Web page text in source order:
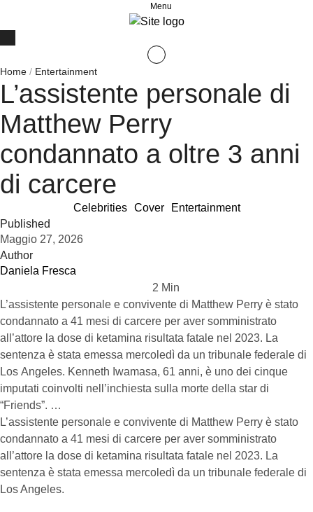
Menu
Home / Entertainment
L’assistente personale di
Matthew Perry
condannato a oltre 3 anni
di carcere
Celebrities Cover
Entertainment
Published
Maggio 27, 2026
Author
Daniela Fresca
2 Min
L’assistente personale e convivente di Matthew Perry è stato
condannato a 41 mesi di carcere per aver somministrato
all’attore la dose di ketamina risultata fatale nel 2023. La
sentenza è stata emessa mercoledì da un tribunale federale di
Los Angeles. Kenneth Iwamasa, 61 anni, è uno dei cinque
imputati coinvolti nell’inchiesta sulla morte della star di
“Friends”. …
L’assistente personale e convivente di Matthew Perry è stato
condannato a 41 mesi di carcere per aver somministrato
all’attore la dose di ketamina risultata fatale nel 2023. La
sentenza è stata emessa mercoledì da un tribunale federale di
Los Angeles.